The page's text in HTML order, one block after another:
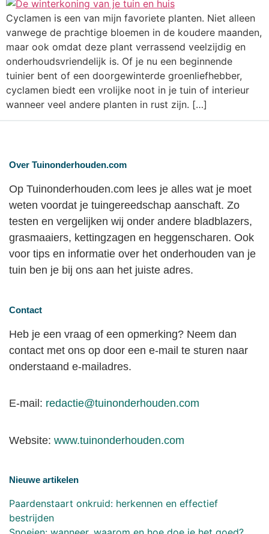
Cyclamen is een van mijn favoriete planten. Niet alleen
vanwege de prachtige bloemen in de koudere maanden,
maar ook omdat deze plant verrassend veelzijdig en
onderhoudsvriendelijk is. Of je nu een beginnende
tuinier bent of een doorgewinterde groenliefhebber,
cyclamen biedt een vrolijke noot in je tuin of interieur
wanneer veel andere planten in rust zijn. […]
Over Tuinonderhouden.com
Op Tuinonderhouden.com lees je alles wat je moet
weten voordat je tuingereedschap aanschaft. Zo
testen en vergelijken wij onder andere bladblazers,
grasmaaiers, kettingzagen en heggenscharen. Ook
voor tips en informatie over het onderhouden van je
tuin ben je bij ons aan het juiste adres.
Contact
Heb je een vraag of een opmerking? Neem dan
contact met ons op door een e-mail te sturen naar
onderstaand e-mailadres.
E-mail: redactie@tuinonderhouden.com
Website: www.tuinonderhouden.com
Nieuwe artikelen
Paardenstaart onkruid: herkennen en effectief
bestrijden